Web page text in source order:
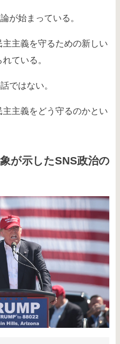
が始まっている。
主義を守るための新しい
ている。
ではない。
主義をどう守るのかとい
が示したSNS政治の